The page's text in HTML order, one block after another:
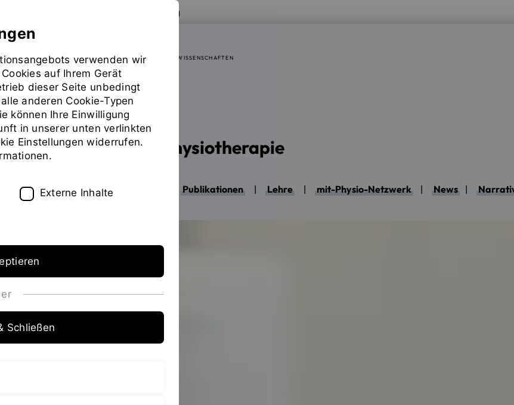
Zur Website der OTH Regensburg
FAKULTÄT SOZIAL- UND GESUNDHEITSWISSENSCHAFTEN
Sie
befinden
sich
auf
der
"Labor
Physiotherapie"
Labore Labor Physiotherapie
Forschungslabor Physiotherapie
Home | Team | Publikationen | Lehre | mit-Physio-Netzwerk | News |
verwenden wir
auf Ihrem Gerät
dieser Seite unbedingt
anderen Cookie-Typen
können Ihre Einwilligung
in unserer unten verlinkten
Einstellungen widerrufen.
Externe Inhalte
Schließen